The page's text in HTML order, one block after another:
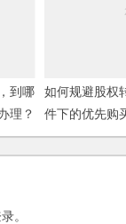
到哪
理？
如何规避股权
件下的优先购
。